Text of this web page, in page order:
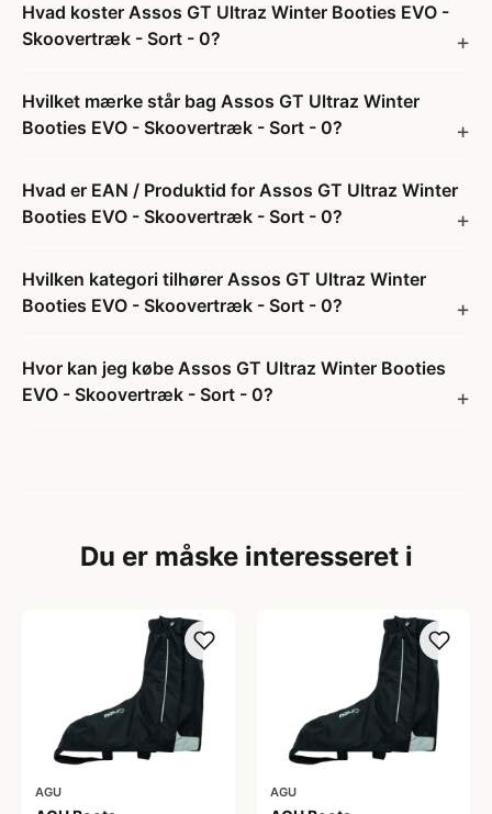
Hvad koster Assos GT Ultraz Winter Booties EVO -
Skoovertræk - Sort - 0?
Hvilket mærke står bag Assos GT Ultraz Winter
Booties EVO - Skoovertræk - Sort - 0?
Hvad er EAN / Produktid for Assos GT Ultraz Winter
Booties EVO - Skoovertræk - Sort - 0?
Hvilken kategori tilhører Assos GT Ultraz Winter
Booties EVO - Skoovertræk - Sort - 0?
Hvor kan jeg købe Assos GT Ultraz Winter Booties
EVO - Skoovertræk - Sort - 0?
Du er måske interesseret i
AGU AGU